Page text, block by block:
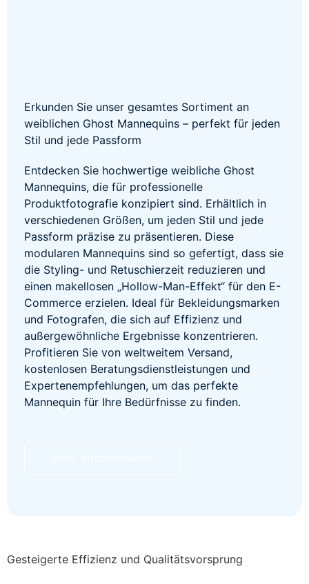
Erkunden Sie unser gesamtes Sortiment an
weiblichen Ghost Mannequins – perfekt für jeden
Stil und jede Passform
Entdecken Sie hochwertige weibliche Ghost
Mannequins, die für professionelle
Produktfotografie konzipiert sind. Erhältlich in
verschiedenen Größen, um jeden Stil und jede
Passform präzise zu präsentieren. Diese
modularen Mannequins sind so gefertigt, dass sie
die Styling- und Retuschierzeit reduzieren und
einen makellosen „Hollow-Man-Effekt“ für den E-
Commerce erzielen. Ideal für Bekleidungsmarken
und Fotografen, die sich auf Effizienz und
außergewöhnliche Ergebnisse konzentrieren.
Profitieren Sie von weltweitem Versand,
kostenlosen Beratungsdienstleistungen und
Expertenempfehlungen, um das perfekte
Mannequin für Ihre Bedürfnisse zu finden.
Gesteigerte Effizienz und Qualitätsvorsprung